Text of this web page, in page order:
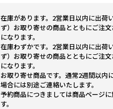
在庫があります。2営業日以内に出荷
ず）お取り寄せの商品とともにご注
になります。
在庫わずかです。2営業日以内に出荷
ず）お取り寄せの商品とともにご注
になります。
お取り寄せ商品です。通常2週間以内
場合には別途ご連絡いたします。
予約商品につきましては商品ページ
す。